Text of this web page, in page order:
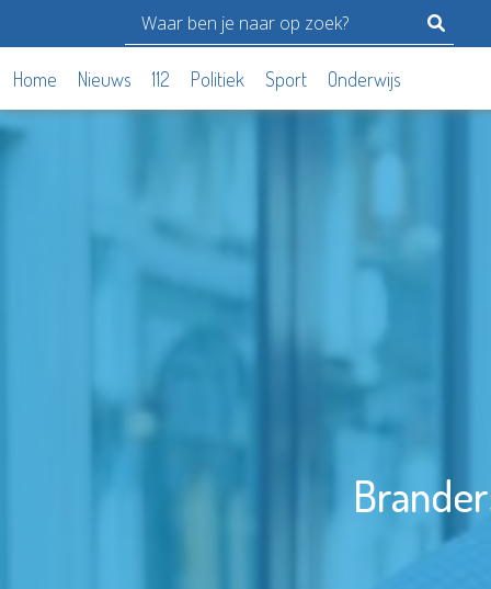
Home Nieuws 112 Politiek Sport Onderwijs